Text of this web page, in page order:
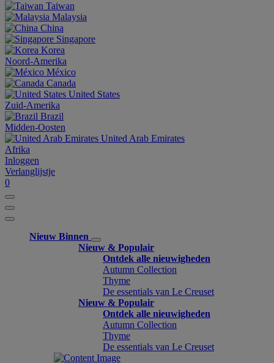
Taiwan
Malaysia
China
Singapore
Korea
Noord-Amerika
México
Canada
United States
Zuid-Amerika
Brazil
Midden-Oosten
United Arab Emirates
Afrika
Inloggen
Verlanglijstje
0
Nieuw Binnen
Nieuw & Populair
Ontdek alle nieuwigheden
Autumn Collection
Thyme
De essentials van Le Creuset
Nieuw & Populair
Ontdek alle nieuwigheden
Autumn Collection
Thyme
De essentials van Le Creuset